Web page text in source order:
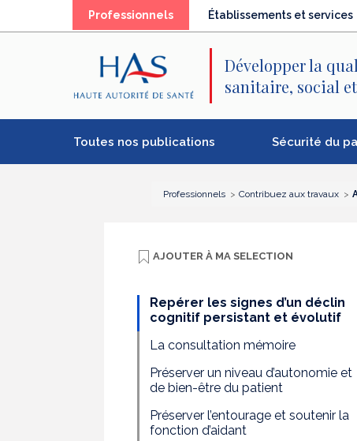
Professionnels(élémentÉtablissements et services
Développer la
sanitaire, social
Toutes nos publications Sécurité du
Professionnels Contribuez aux travaux
AJOUTER À MA SELECTION
Repérer les signes d’un déclin
cognitif persistant et évolutif
La consultation mémoire
Préserver un niveau d’autonomie et
de bien-être du patient
Préserver l’entourage et soutenir la
fonction d’aidant